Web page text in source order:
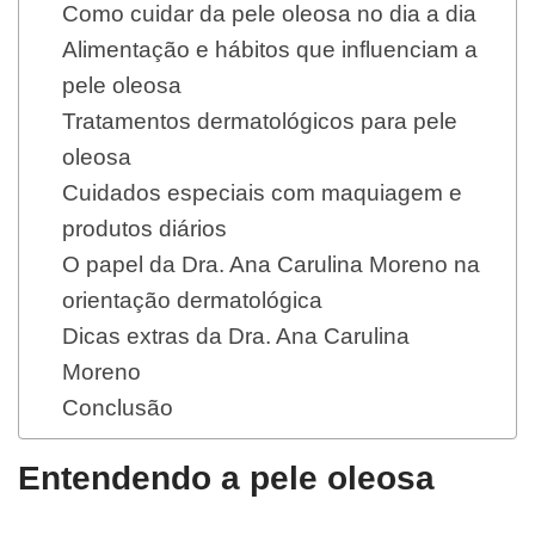
Como cuidar da pele oleosa no dia a dia
Alimentação e hábitos que influenciam a
pele oleosa
Tratamentos dermatológicos para pele
oleosa
Cuidados especiais com maquiagem e
produtos diários
O papel da Dra. Ana Carulina Moreno na
orientação dermatológica
Dicas extras da Dra. Ana Carulina
Moreno
Conclusão
Entendendo a pele oleosa